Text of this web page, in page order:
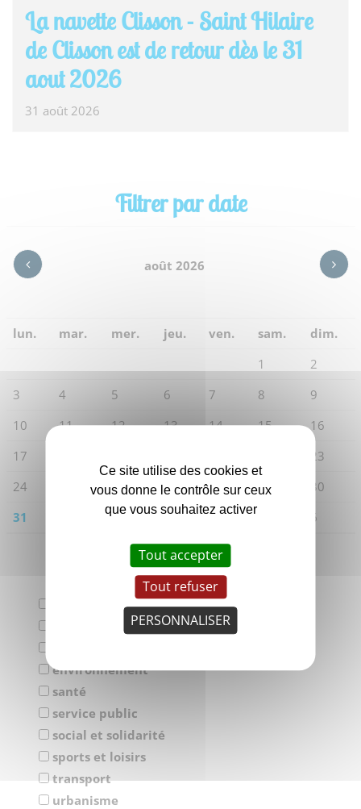
La navette Clisson - Saint Hilaire
de Clisson est de retour dès le 31
aout 2026
31 août 2026
Filtrer par date
août 2026
lun. mar. mer. jeu. ven. sam.
dim.
1
2
3
4 5 6 7 8
9
10
11 12 13 14 15
16
17
23
24
26 27 28 29
30
31
2 3 4 6
Filtrer par thématique
commerces, services et économie
culture et tourisme
environnement
santé
service public
social et solidarité
sports et loisirs
transport
urbanisme
Ce site utilise des cookies et
vous donne le contrôle sur ceux
que vous souhaitez activer
Tout accepter
Tout refuser
PERSONNALISER